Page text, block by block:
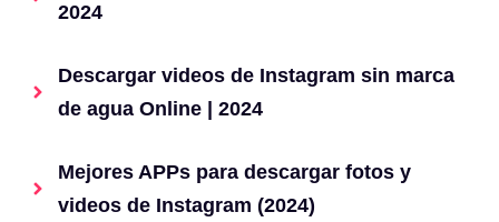
2024
Descargar videos de Instagram sin marca
de agua Online | 2024
Mejores APPs para descargar fotos y
videos de Instagram (2024)